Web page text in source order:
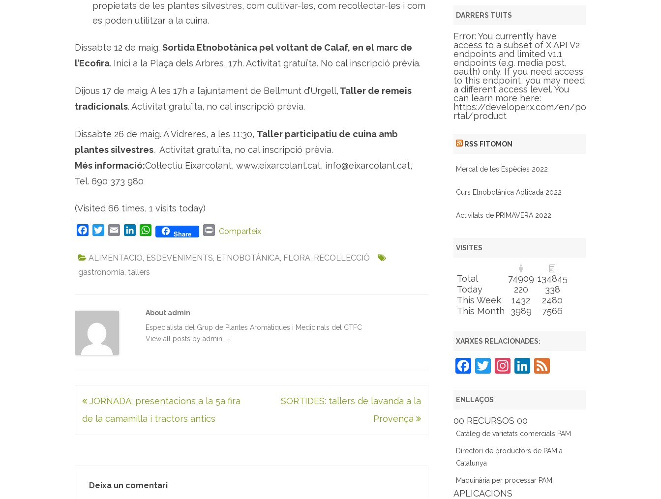
propietats de les plantes silvestres, com cultivar-les, com recol·lectar-les i com
es poden utilitzar a la cuina.
Dissabte 12 de maig. Sortida Etnobotànica pel voltant de Calaf, en el marc de
l’Ecofira. Inici a la Plaça dels Arbres, 17h. Activitat gratuïta. No cal inscripció prèvia.
Dijous 17 de maig. A les 17h a l’ajuntament de Bellmunt d’Urgell, Taller de remeis
tradicionals. Activitat gratuïta, no cal inscripció prèvia.
Dissabte 26 de maig. A Vidreres, a les 11:30, Taller participatiu de cuina amb
plantes silvestres. Activitat gratuïta, no cal inscripció prèvia.
Més informació:Col·lectiu Eixarcolant, www.eixarcolant.cat, info@eixarcolant.cat,
Tel. 690 373 980
(Visited 66 times, 1 visits today)
c
b
k
t
a
l
n
e
W
a
p
Share
PComparteix
ALIMENTACIO, ESDEVENIMENTS, ETNOBOTÀNICA, FLORA, RECOL·LECCIÓ
gastronomia, tallers
About admin
Especialista del Grup de Plantes Aromàtiques i Medicinals del CTFC
View all posts by admin →
Navegació
d'entrades
JORNADA: presentacions a la 5a fira
de la camamilla i tractors antics
SORTIDES: tallers de lavanda a la
Provença
Deixa un comentari
g
r
i
e
s
DARRERS TUITS
Error: You currently have
access to a subset of X API V2
endpoints and limited v1.1
endpoints (e.g. media post,
oauth) only. If you need access
to this endpoint, you may need
a different access level. You
can learn more here:
https://developer.x.com/en/po
rtal/product
RSS FITOMON
Mercat de les Espècies 2022
Curs Etnobotánica Aplicada 2022
Activitats de PRIMAVERA 2022
VISITES
Total 74909 134845
Today
220
338
This Week
1432
2480
This Month
3989 7566
XARXES RELACIONADES:
F
c
e
b
o
o
k
T
itt
er
In
gr
a
m
Li
dI
n
F
ENLLAÇOS
00 RECURSOS 00
Catàleg de varietats comercials PAM
Directori de productors de PAM a
Catalunya
Maquinària per processar PAM
APLICACIONS